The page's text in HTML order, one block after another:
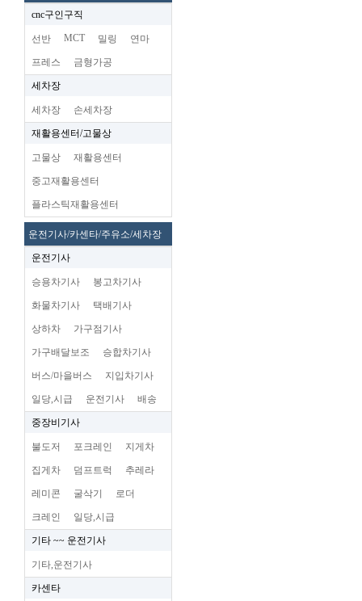
cnc구인구직
선반 MCT 밀링 연마
프레스 금형가공
세차장
세차장 손세차장
재활용센터/고물상
고물상 재활용센터
중고재활용센터
플라스틱재활용센터
운전기사/카센타/주유소/세차장
운전기사
승용차기사 봉고차기사
화물차기사 택배기사
상하차 가구점기사
가구배달보조 승합차기사
버스/마을버스 지입차기사
일당,시급 운전기사 배송
중장비기사
불도저 포크레인 지게차
집게차 덤프트럭 추레라
레미콘 굴삭기 로더
크레인 일당,시급
기타 ~~ 운전기사
기타,운전기사
카센타